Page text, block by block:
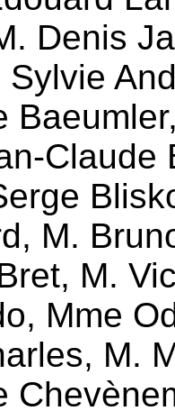
Denis
Sylvie
Baeumler
Claude
, M.
, M.
, Mme
, M.